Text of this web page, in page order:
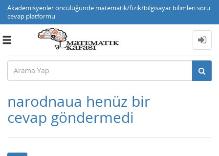
Akademisyenler öncülüğünde matematik/fizik/bilgisayar bilimleri soru
cevap platformu
Toggle
narodnaua henüz bir
cevap göndermedi